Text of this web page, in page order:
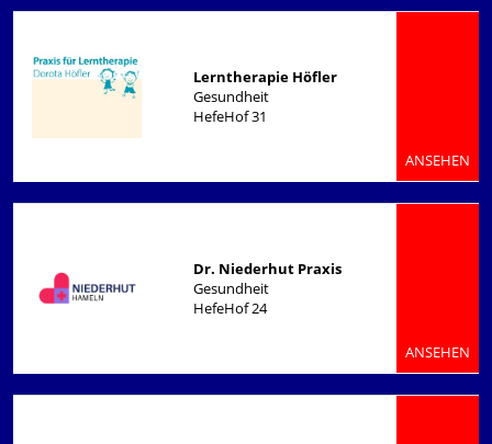
Lerntherapie Höfler
Gesundheit
HefeHof 31
ANSEHEN
Dr. Niederhut Praxis
Gesundheit
HefeHof 24
ANSEHEN